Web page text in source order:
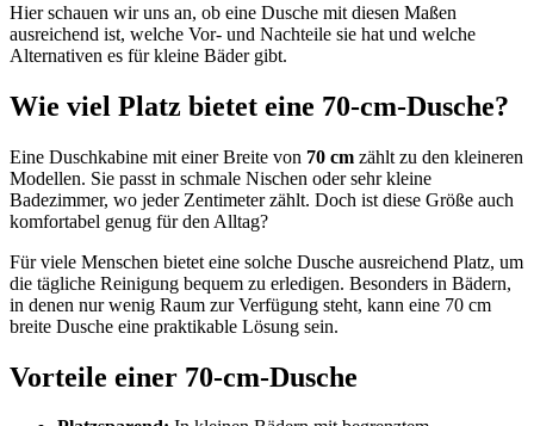
Hier schauen wir uns an, ob eine Dusche mit diesen Maßen
ausreichend ist, welche Vor- und Nachteile sie hat und welche
Alternativen es für kleine Bäder gibt.
Wie viel Platz bietet eine 70-cm-Dusche?
Eine Duschkabine mit einer Breite von 70 cm zählt zu den kleineren
Modellen. Sie passt in schmale Nischen oder sehr kleine
Badezimmer, wo jeder Zentimeter zählt. Doch ist diese Größe auch
komfortabel genug für den Alltag?
Für viele Menschen bietet eine solche Dusche ausreichend Platz, um
die tägliche Reinigung bequem zu erledigen. Besonders in Bädern,
in denen nur wenig Raum zur Verfügung steht, kann eine 70 cm
breite Dusche eine praktikable Lösung sein.
Vorteile einer 70-cm-Dusche